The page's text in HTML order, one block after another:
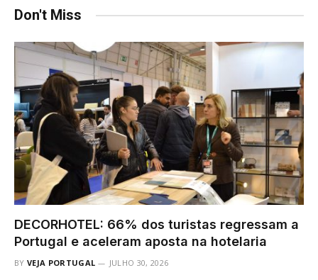
Don't Miss
DECORHOTEL: 66% dos turistas regressam a
Portugal e aceleram aposta na hotelaria
BY VEJA PORTUGAL JULHO 30, 2026